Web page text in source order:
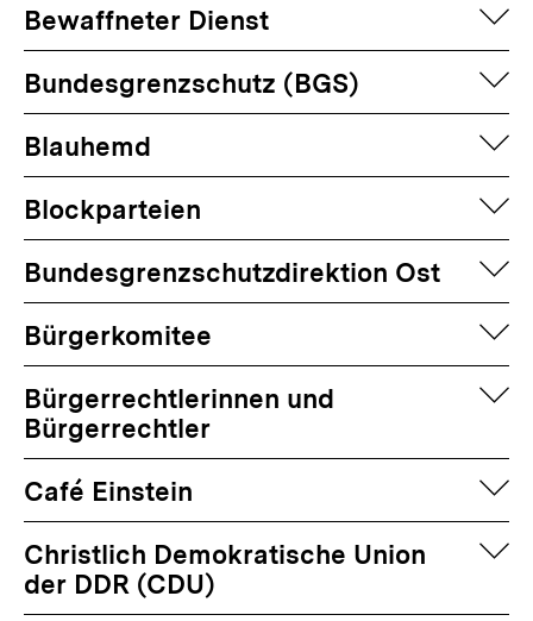
Bewaffneter Dienst
Bundesgrenzschutz (BGS)
Blauhemd
Blockparteien
Bundesgrenzschutzdirektion Ost
Bürgerkomitee
Bürgerrechtlerinnen und
Bürgerrechtler
Café Einstein
Christlich Demokratische Union
der DDR (CDU)